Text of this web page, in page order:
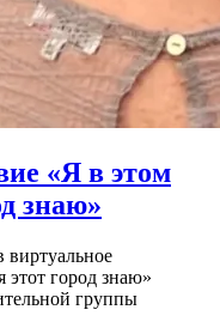
«Я в этом
знаю»
виртуальное
этот город знаю»
группы